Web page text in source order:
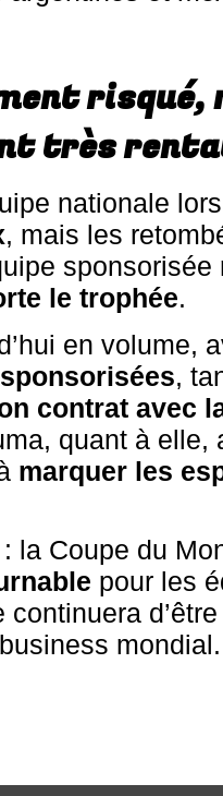
risqué,
très
nationale
, mais les
sponsorisée
le trophée.
en volume,
,
contrat avec
quant à elle,
marquer les
la Coupe du
pour les
mondial.